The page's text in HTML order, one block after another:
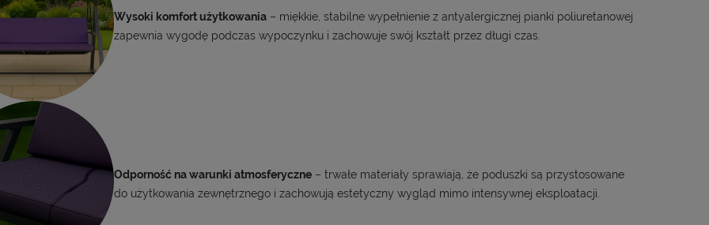
Wysoki komfort użytkowania – miękkie, stabilne wypełnienie z antyalergicznej pianki poliuretanowej
zapewnia wygodę podczas wypoczynku i zachowuje swój kształt przez długi czas.
Odporność na warunki atmosferyczne – trwałe materiały sprawiają, że poduszki są przystosowane
do użytkowania zewnętrznego i zachowują estetyczny wygląd mimo intensywnej eksploatacji.